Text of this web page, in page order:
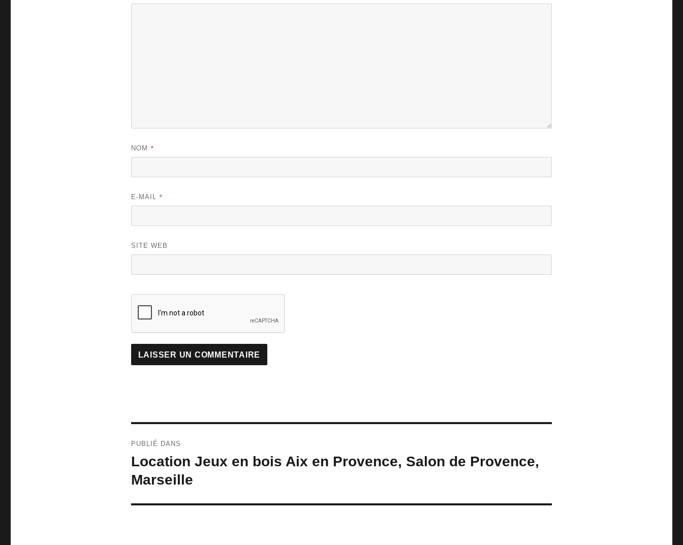
NOM *
E-MAIL *
SITE WEB
de
l’article
PUBLIÉ DANS
Location Jeux en bois Aix en Provence, Salon de Provence,
Marseille